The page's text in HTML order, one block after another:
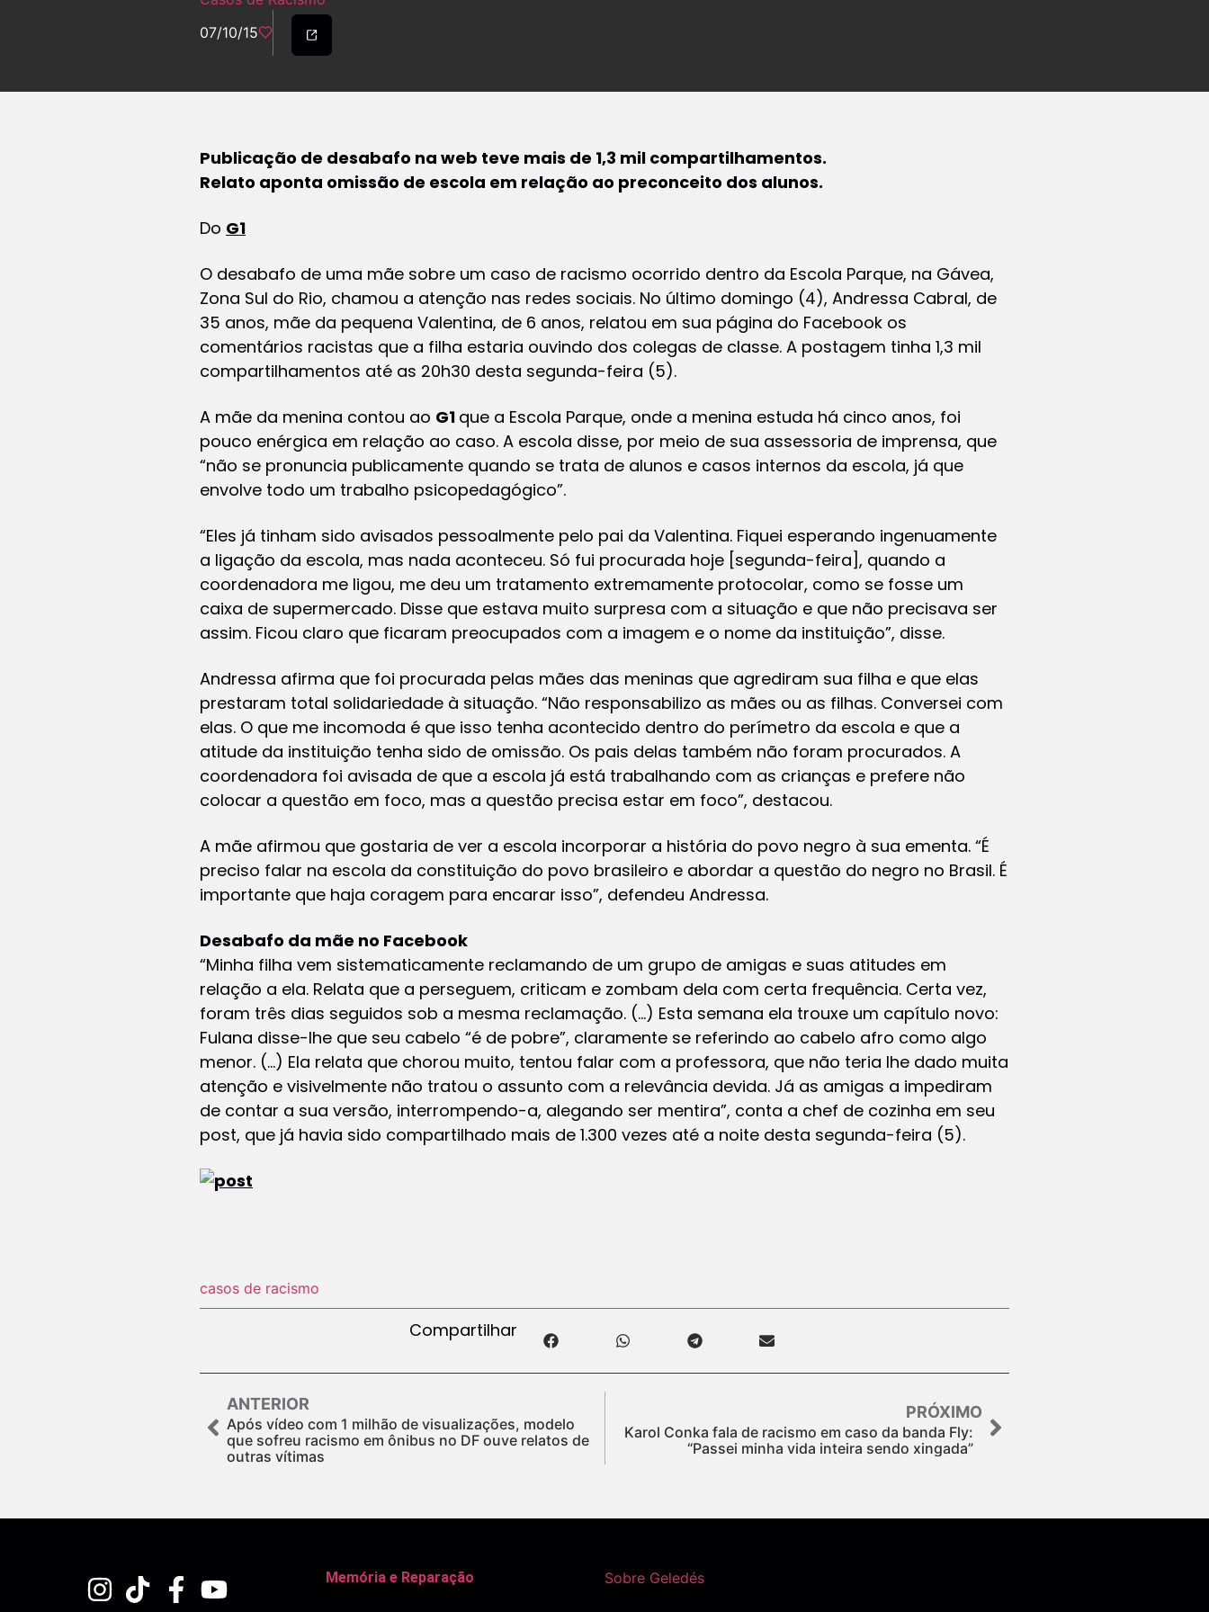
07/10/15
Publicação de desabafo na web teve mais de 1,3 mil compartilhamentos.
Relato aponta omissão de escola em relação ao preconceito dos alunos.
Do G1
O desabafo de uma mãe sobre um caso de racismo ocorrido dentro da Escola Parque, na Gávea,
Zona Sul do Rio, chamou a atenção nas redes sociais. No último domingo (4), Andressa Cabral, de
35 anos, mãe da pequena Valentina, de 6 anos, relatou em sua página do Facebook os
comentários racistas que a filha estaria ouvindo dos colegas de classe. A postagem tinha 1,3 mil
compartilhamentos até as 20h30 desta segunda-feira (5).
A mãe da menina contou ao G1 que a Escola Parque, onde a menina estuda há cinco anos, foi
pouco enérgica em relação ao caso. A escola disse, por meio de sua assessoria de imprensa, que
“não se pronuncia publicamente quando se trata de alunos e casos internos da escola, já que
envolve todo um trabalho psicopedagógico”.
“Eles já tinham sido avisados pessoalmente pelo pai da Valentina. Fiquei esperando ingenuamente
a ligação da escola, mas nada aconteceu. Só fui procurada hoje [segunda-feira], quando a
coordenadora me ligou, me deu um tratamento extremamente protocolar, como se fosse um
caixa de supermercado. Disse que estava muito surpresa com a situação e que não precisava ser
assim. Ficou claro que ficaram preocupados com a imagem e o nome da instituição”, disse.
Andressa afirma que foi procurada pelas mães das meninas que agrediram sua filha e que elas
prestaram total solidariedade à situação. “Não responsabilizo as mães ou as filhas. Conversei com
elas. O que me incomoda é que isso tenha acontecido dentro do perímetro da escola e que a
atitude da instituição tenha sido de omissão. Os pais delas também não foram procurados. A
coordenadora foi avisada de que a escola já está trabalhando com as crianças e prefere não
colocar a questão em foco, mas a questão precisa estar em foco”, destacou.
A mãe afirmou que gostaria de ver a escola incorporar a história do povo negro à sua ementa. “É
preciso falar na escola da constituição do povo brasileiro e abordar a questão do negro no Brasil. É
importante que haja coragem para encarar isso”, defendeu Andressa.
Desabafo da mãe no Facebook
“Minha filha vem sistematicamente reclamando de um grupo de amigas e suas atitudes em
relação a ela. Relata que a perseguem, criticam e zombam dela com certa frequência. Certa vez,
foram três dias seguidos sob a mesma reclamação. (…) Esta semana ela trouxe um capítulo novo:
Fulana disse-lhe que seu cabelo “é de pobre”, claramente se referindo ao cabelo afro como algo
menor. (…) Ela relata que chorou muito, tentou falar com a professora, que não teria lhe dado muita
atenção e visivelmente não tratou o assunto com a relevância devida. Já as amigas a impediram
de contar a sua versão, interrompendo-a, alegando ser mentira”, conta a chef de cozinha em seu
post, que já havia sido compartilhado mais de 1.300 vezes até a noite desta segunda-feira (5).
casos de racismo
Compartilhar
ANTERIOR
Após vídeo com 1 milhão de visualizações, modelo
que sofreu racismo em ônibus no DF ouve relatos de
outras vítimas
PRÓXIMO
Karol Conka fala de racismo em caso da banda Fly:
“Passei minha vida inteira sendo xingada”
Memória e Reparação Sobre Geledés